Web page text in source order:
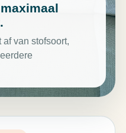
van stofsoort,